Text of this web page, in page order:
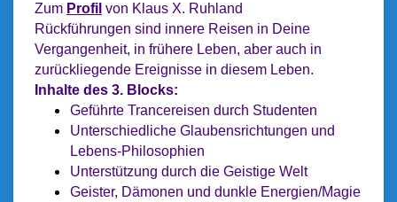
Zum Profil von Klaus X. Ruhland
Rückführungen sind innere Reisen in Deine
Vergangenheit, in frühere Leben, aber auch in
zurückliegende Ereignisse in diesem Leben.
Inhalte des 3. Blocks:
Geführte Trancereisen durch Studenten
Unterschiedliche Glaubensrichtungen und
Lebens-Philosophien
Unterstützung durch die Geistige Welt
Geister, Dämonen und dunkle Energien/Magie